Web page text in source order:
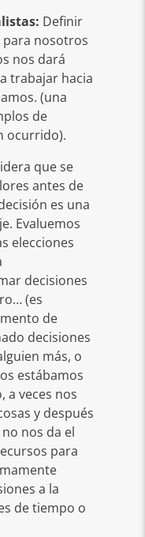
Definir
para nosotros
nos dará
trabajar hacia
(una
de
ocurrido).
que se
antes de
es una
Evaluemos
elecciones
decisiones
(es
de
decisiones
más, o
estábamos
a veces nos
y después
nos da el
para
a la
de tiempo o